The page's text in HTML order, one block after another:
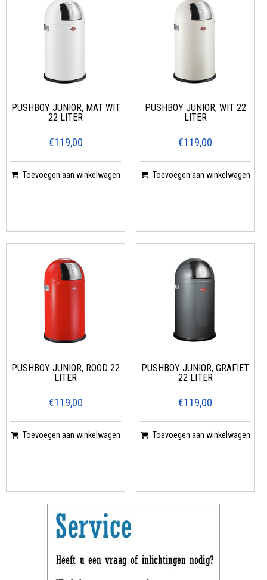
PUSHBOY JUNIOR, MAT WIT
22 LITER
€119,00
Toevoegen aan winkelwagen
PUSHBOY JUNIOR, WIT 22
LITER
€119,00
Toevoegen aan winkelwagen
PUSHBOY JUNIOR, ROOD 22
LITER
€119,00
Toevoegen aan winkelwagen
PUSHBOY JUNIOR, GRAFIET
22 LITER
€119,00
Toevoegen aan winkelwagen